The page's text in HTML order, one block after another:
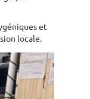
et
locale.